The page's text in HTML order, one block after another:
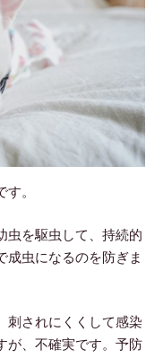
。
虫を駆虫して、持続的
成虫になるのを防ぎま
刺されにくくして感染
が、不確実です。予防